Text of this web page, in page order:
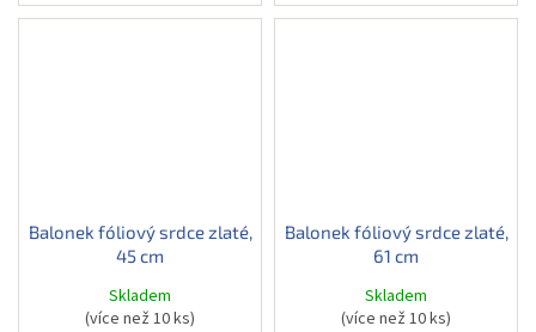
Balonek fóliový srdce zlaté,
45 cm
Skladem
(více než 10 ks)
Balonek fóliový srdce zlaté,
61 cm
Skladem
(více než 10 ks)